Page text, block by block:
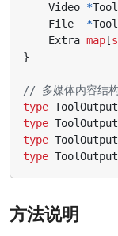
Video *
File
*
Extra map [
}
// 多媒体内容结
type
type
type
type
方法说明